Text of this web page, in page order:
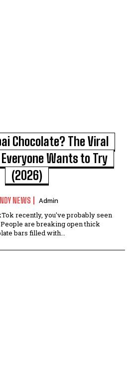
Chocolate? The Viral
Wants to Try
(2026)
NEWS Admin
recently, you've probably seen
bars filled with...